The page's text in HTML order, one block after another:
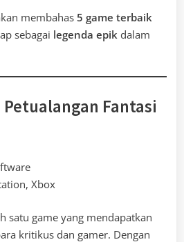
membahas 5 game terbaik
sebagai legenda epik dalam
Petualangan Fantasi
Xbox
satu game yang mendapatkan
kritikus dan gamer. Dengan